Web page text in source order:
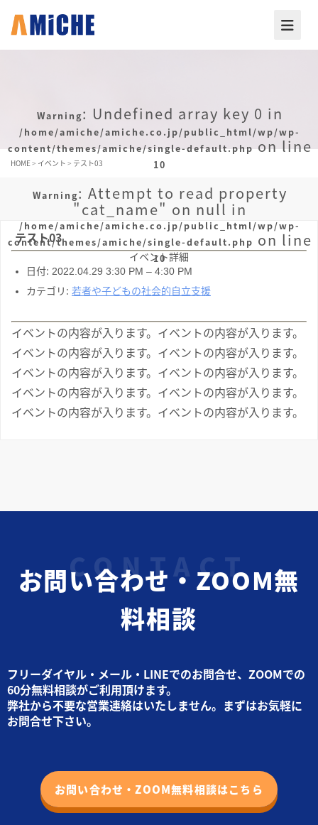
Warning: Undefined array key 0 in
/home/amiche/amiche.co.jp/public_html/wp/wp-
content/themes/amiche/single-default.phpon line
10
Warning: Attempt to read property
"cat_name" on null in
/home/amiche/amiche.co.jp/public_html/wp/wp-
content/themes/amiche/single-default.php on line
10
HOME> イベント > テスト03
テスト03
イベント詳細
日付: 2022.04.29 3:30 PM – 4:30 PM
カテゴリ: 若者や子どもの社会的自立支援
イベントの内容が入ります。イベントの内容が入ります。
イベントの内容が入ります。イベントの内容が入ります。
イベントの内容が入ります。イベントの内容が入ります。
イベントの内容が入ります。イベントの内容が入ります。
イベントの内容が入ります。イベントの内容が入ります。
お問い合わせ・ZOOM無
料相談
フリーダイヤル・メール・LINEでのお問合せ、ZOOMでの
60分無料相談がご利用頂けます。
弊社から不要な営業連絡はいたしません。まずはお気軽に
お問合せ下さい。
お問い合わせ・ZOOM無料相談はこちら